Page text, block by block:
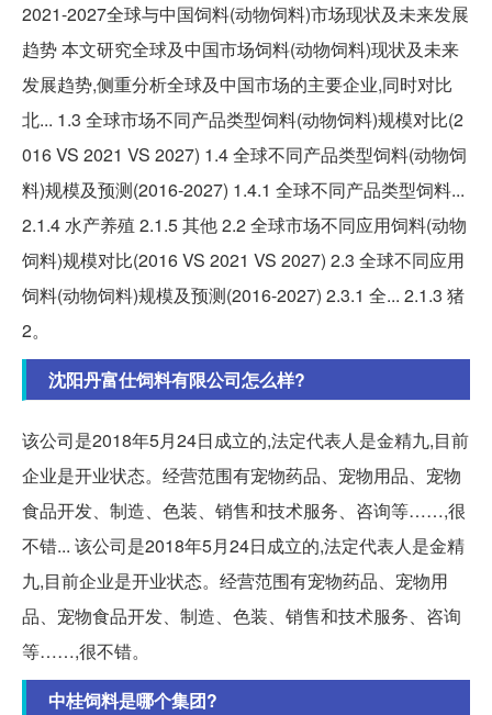
2021-2027全球与中国饲料(动物饲料)市场现状及未来发展
趋势 本文研究全球及中国市场饲料(动物饲料)现状及未来
发展趋势,侧重分析全球及中国市场的主要企业,同时对比
北... 1.3 全球市场不同产品类型饲料(动物饲料)规模对比(2
016 VS 2021 VS 2027) 1.4 全球不同产品类型饲料(动物饲
料)规模及预测(2016-2027) 1.4.1 全球不同产品类型饲料...
2.1.4 水产养殖 2.1.5 其他 2.2 全球市场不同应用饲料(动物
饲料)规模对比(2016 VS 2021 VS 2027) 2.3 全球不同应用
饲料(动物饲料)规模及预测(2016-2027) 2.3.1 全... 2.1.3 猪
2。
沈阳丹富仕饲料有限公司怎么样?
该公司是2018年5月24日成立的,法定代表人是金精九,目前
企业是开业状态。经营范围有宠物药品、宠物用品、宠物
食品开发、制造、色装、销售和技术服务、咨询等……,很
不错... 该公司是2018年5月24日成立的,法定代表人是金精
九,目前企业是开业状态。经营范围有宠物药品、宠物用
品、宠物食品开发、制造、色装、销售和技术服务、咨询
等……,很不错。
中桂饲料是哪个集团?